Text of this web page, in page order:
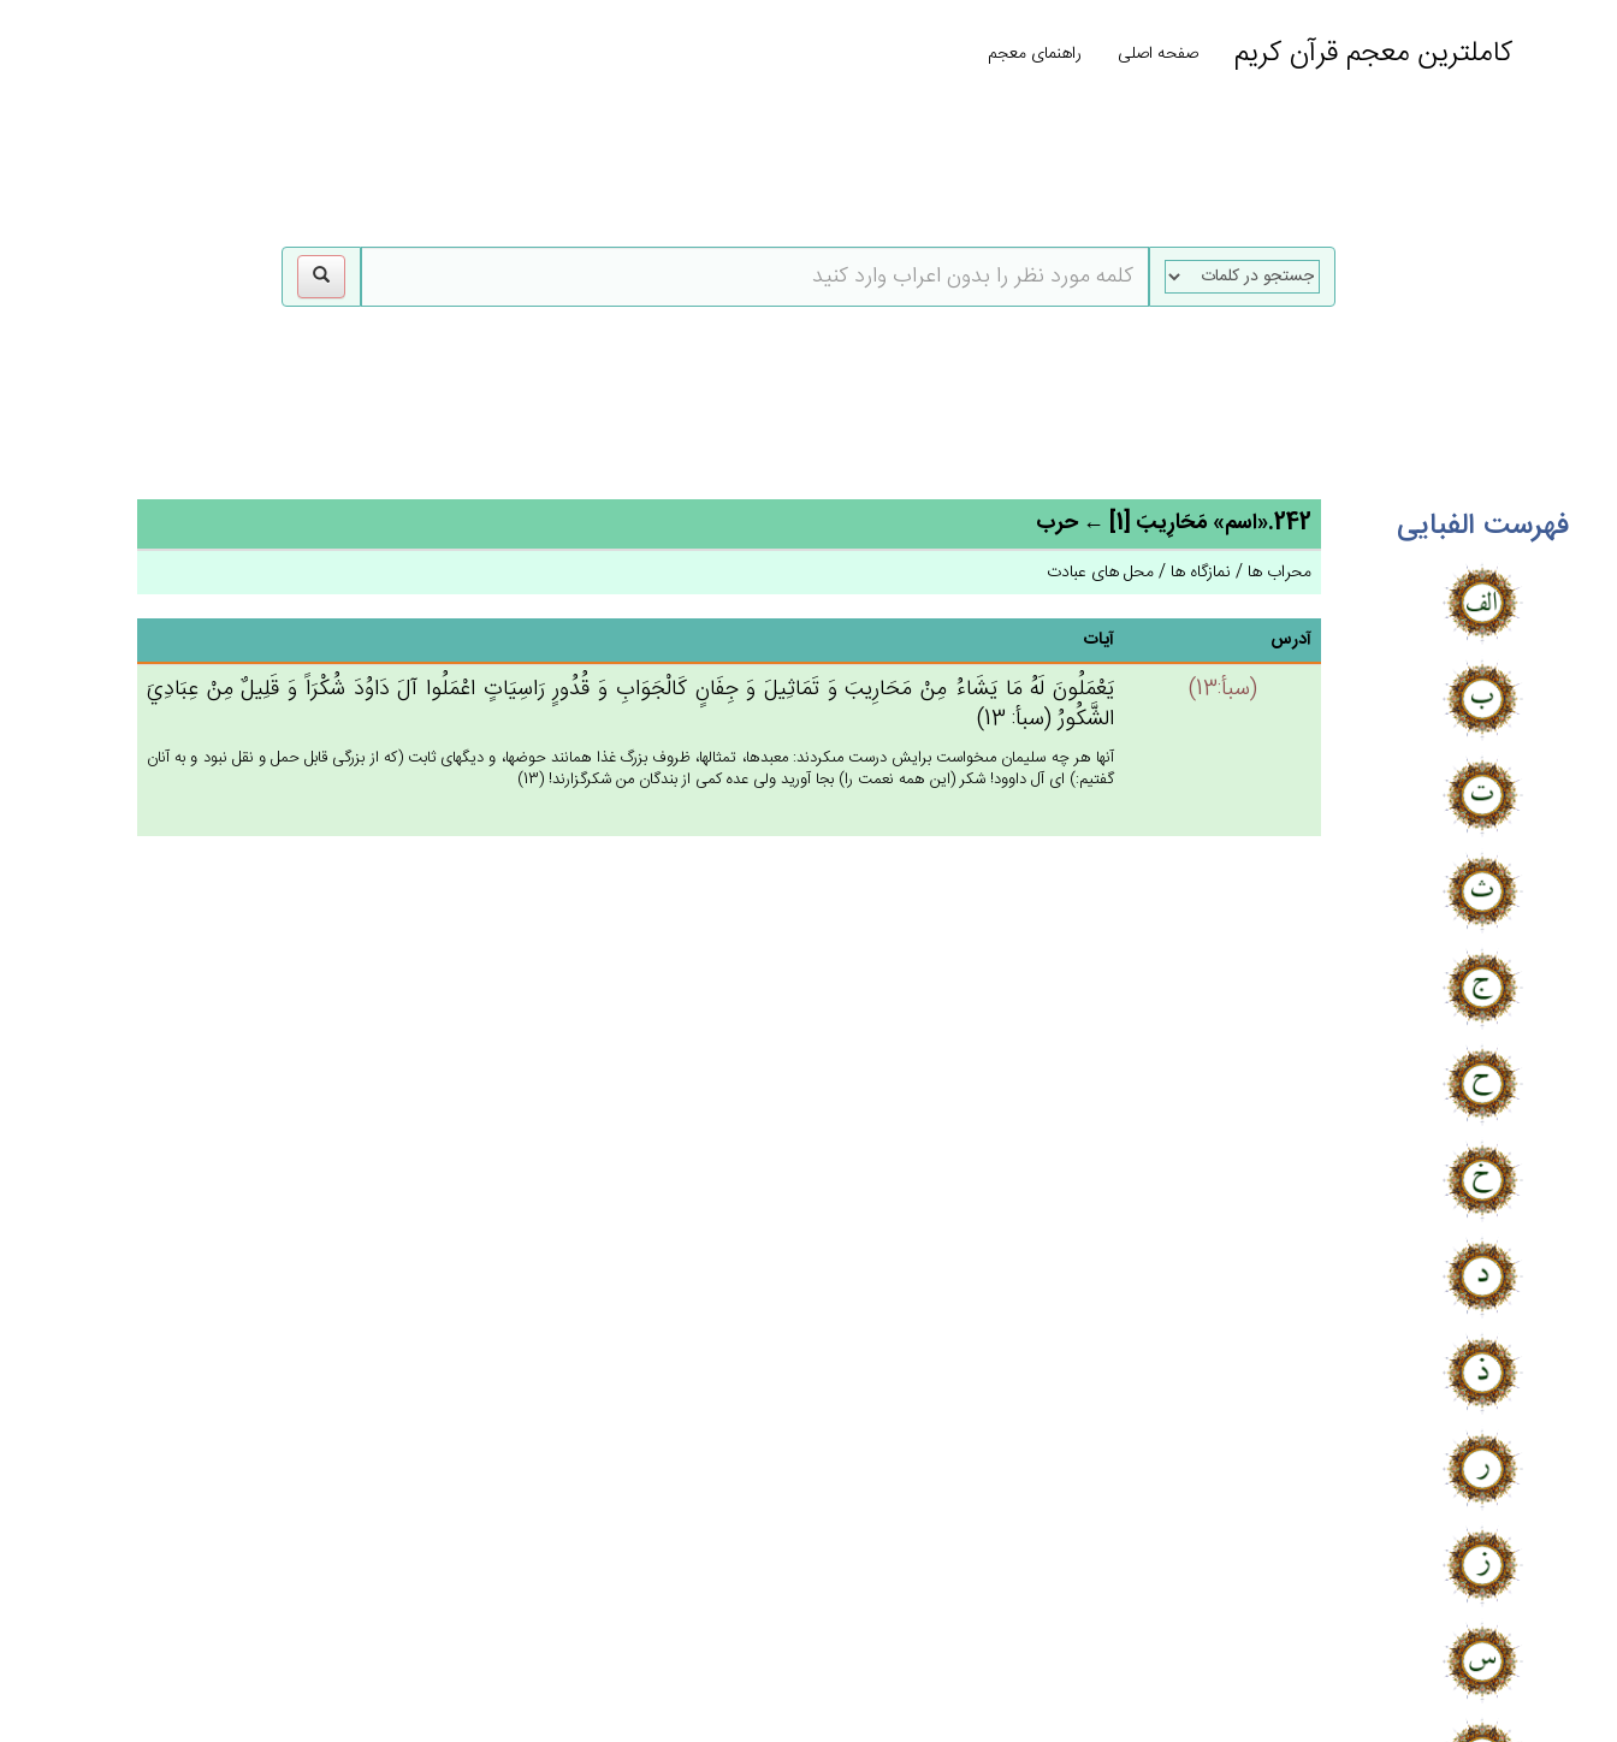
کاملترین معجم قرآن کریم صفحه اصلی راهنمای معجم
فهرست الفبایی 242.«اسم» مَحَارِيب‌َ [1] ← حرب
محراب ها / نمازگاه ها / محل های عبادت
آدرس آیات
(سبأ:13)
يَعْمَلُون‌َ لَه‌ُ مَا يَشَاءُ مِنْ‌ مَحَارِيب‌َ وَ تَمَاثِيل‌َ وَ جِفَان‌ٍ كَالْجَوَاب‌ِ وَ قُدُورٍ رَاسِيَات‌ٍ اعْمَلُوا آل‌َ دَاوُدَ شُكْرَاً وَ قَلِيل‌ٌ مِن‌ْ عِبَادِي‌َ
الشَّكُورُ (سبأ: 13)
آنها هر چه سليمان مى‏خواست برايش درست مى‏كردند: معبدها، تمثالها، ظروف بزرگ غذا همانند حوضها، و ديگهاى ثابت (كه از بزرگى قابل حمل و نقل نبود و به آنان
گفتيم:) اى آل داوود! شكر (اين همه نعمت را) بجا آوريد ولى عده كمى از بندگان من شكرگزارند! (13)